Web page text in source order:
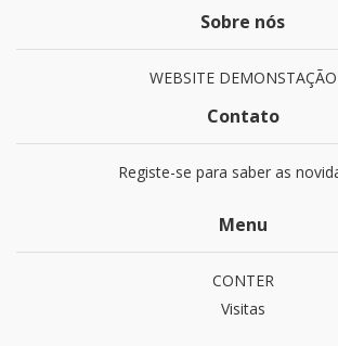
Sobre nós
WEBSITE DEMONSTAÇÃO
Contato
Registe-se para saber as
Menu
CONTER
Visitas